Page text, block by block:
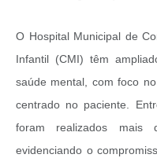
O Hospital Municipal de
Infantil (CMI) têm
saúde mental, com foco
centrado no paciente.
foram realizados mais
evidenciando o